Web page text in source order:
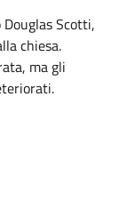
Scotti,
chiesa.
ma gli